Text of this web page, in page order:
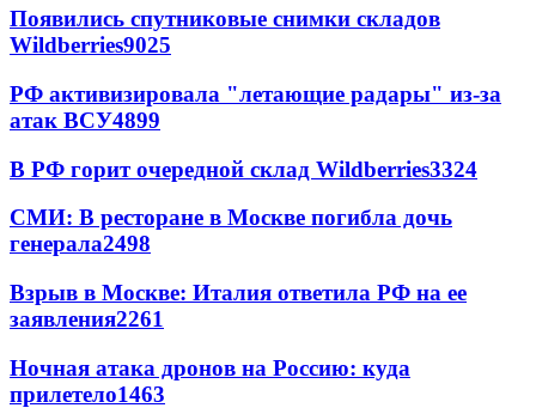
Появились спутниковые снимки складов
Wildberries9025
РФ активизировала "летающие радары" из-за
атак ВСУ4899
В РФ горит очередной склад Wildberries3324
СМИ: В ресторане в Москве погибла дочь
генерала2498
Взрыв в Москве: Италия ответила РФ на ее
заявления2261
Ночная атака дронов на Россию: куда
прилетело1463